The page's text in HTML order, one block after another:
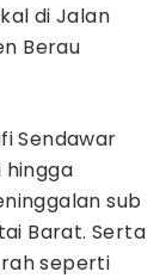
di Jalan
Berau
Sendawar
hingga
sub
Barat. Serta
seperti